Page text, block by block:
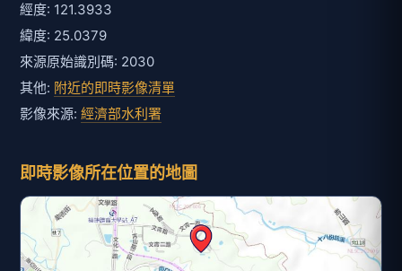
經度: 121.3933
緯度: 25.0379
來源原始識別碼: 2030
其他: 附近的即時影像清單
影像來源: 經濟部水利署
即時影像所在位置的地圖